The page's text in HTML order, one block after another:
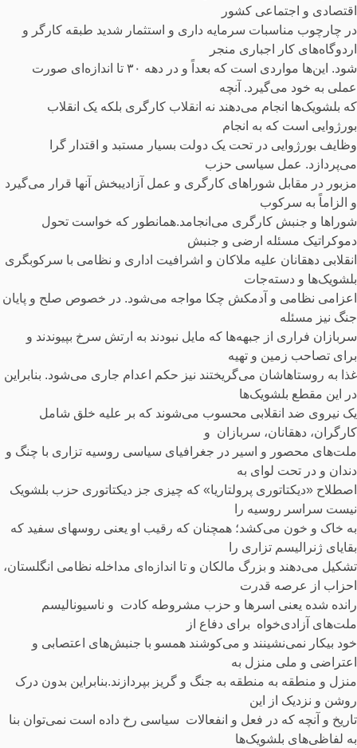
اقتصادی و اجتماعی کشور
در چارچوب مناسبات سرمایه داری و استثمار شدید طبقه کارگر و
اردوگاه‌های کار اجباری منجر
شود. این‌ها مواردی است که بعداً و در دهه ۳۰ تا اندازه‌ای صورت
عملی به خود می‌گیرد. آنچه
که بلشویک‌ها انجام می‌دهند نه انقلاب کارگری بلکه یک انقلاب
بورژوایی است که به انجام
وظایف بورژوایی در تحت یک دولت بسیار مستبد و اقتدار گرا
می‌پردازد. عمل سیاسی حزب
مزبور در مقابل شوراهای کارگری و عمل آزادیبخش آنها قرار می‌گیرد
و الزاماً به سرکوب
شوراها و جنبش کارگری می‌انجامد.همانطور که خواست تحول
دموکراتیک مسئله ارضی و جنبش
انقلابی دهقانان علیه ملاکان و اشرافیت اداری و نظامی با سرکوبگری
بلشویک‌ها و دسته‌جات
اعزامی نظامی و آدمکش چکا مواجه می‌شود. در خصوص صلح و پایان
جنگ نیز مسئله
سربازان فراری از جبهه‌ها که مایل نبودند به ارتش سرخ بپیوندند و
برای تصاحب زمین و تهیه
غذا به روستاهاشان می‌گریختند نیز حکم اعدام جاری می‌شود. بنابراین
در این مقطع بلشویک‌ها
یک نیروی ضد انقلابی محسوب می‌شوند که بر علیه خلق شامل
کارگران، دهقانان، سربازان و
ملت‌های محصور و اسیر در جغرافیای سیاسی روسیه تزاری با چنگ و
دندان و در تحت لوای به
اصطلاح «دیکتاتوری پرولتاریا» که چیزی جز دیکتاتوری حزب بلشویک
نیست سراسر روسیه را
به خاک و خون می‌کشد؛ همچنان که رقیب او یعنی روسهای سفید که
بقایای ژنرالیسم تزاری را
تشکیل می‌دهند و بزرگ مالکان و تا اندازه‌ای مداخله نظامی انگلستان،
احزاب از عرصه قدرت
رانده شده یعنی اسرها و حزب مشروطه کادت و ناسیونالیسم
ملت‌های آزادی‌خواه برای دفاع از
خود بیکار نمی‌نشینند و می‌کوشند همسو با جنبش‌های اعتصابی و
اعتراضی و ملی منزل به
منزل و منطقه به منطقه به جنگ و گریز بپردازند.بنابراین بدون درک
روشن و نزدیک از این
تاریخ و آنچه که در فعل و انفعالات سیاسی رخ داده است نمی‌توان بنا
به لفاظی‌های بلشویک‌ها